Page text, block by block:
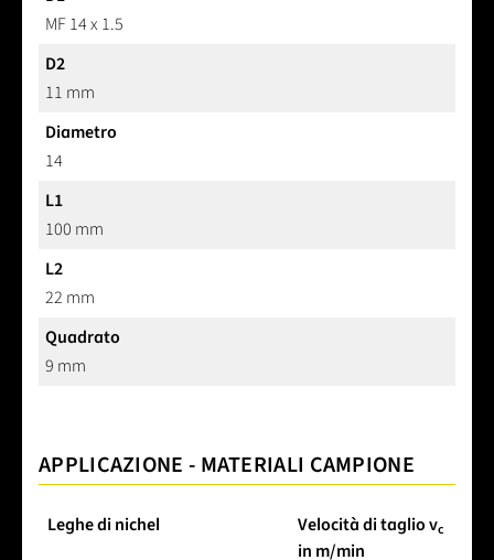
MF 14 x 1.5
D2
11 mm
Diametro
14
L1
100 mm
L2
22 mm
Quadrato
9 mm
APPLICAZIONE - MATERIALI CAMPIONE
Leghe di nichel Velocità di taglio vc
in m/min